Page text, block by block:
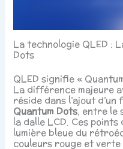
La technologie QLED :
Dots
QLED signifie «
La différence majeure
réside dans l’ajout
Quantum Dots, entre le
la dalle LCD. Ces
lumière bleue du
couleurs rouge et verte